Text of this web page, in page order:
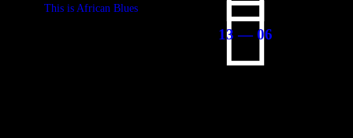
13 — 06
This is African Blues